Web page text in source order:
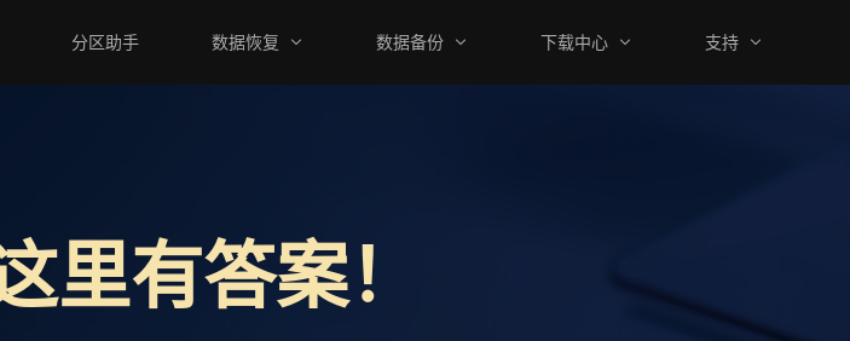
分区助手 数据恢复 数据备份 下载中心 支持
里有答案！